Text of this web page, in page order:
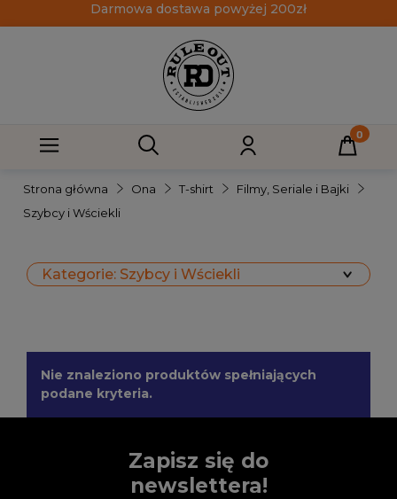
Darmowa dostawa powyżej 200zł
Strona główna Ona T-shirt
Filmy, Seriale i Bajki
Szybcy i Wściekli
Kategorie: Szybcy i Wściekli
Nie znaleziono produktów spełniających
podane kryteria.
Zapisz się do
newslettera!